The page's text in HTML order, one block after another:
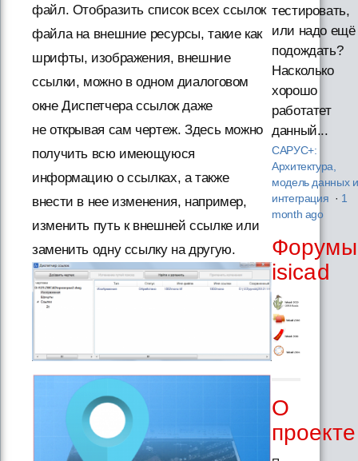
файл. Отобразить список всех ссылок
файла на внешние ресурсы, такие как
шрифты, изображения, внешние
ссылки, можно в одном диалоговом
окне Диспетчера ссылок даже
не открывая сам чертеж. Здесь можно
получить всю имеющуюся
информацию о ссылках, а также
внести в нее изменения, например,
изменить путь к внешней ссылке или
заменить одну ссылку на другую.
тестировать,
или надо ещё
подождать?
Насколько
хорошо
работатет
данный...
САРУС+:
Архитектура,
модель данных и
интеграция · 1
month ago
Форумы
isicad
О
проекте